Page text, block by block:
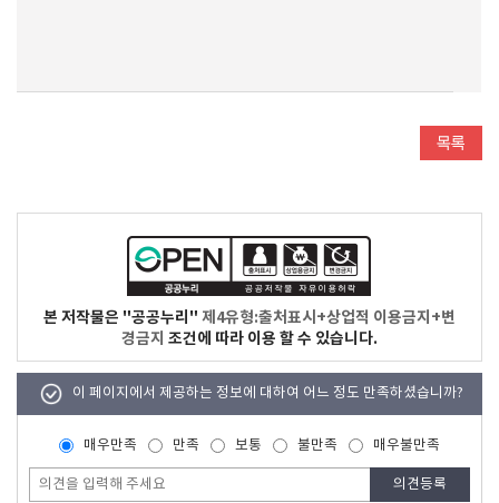
본 저작물은 "공공누리" 제4유형:출처표시+상업적 이용금지+변
경금지 조건에 따라 이용 할 수 있습니다.
이 페이지에서 제공하는 정보에 대하여 어느 정도 만족하셨습니까?
매우만족 만족 보통 불만족 매우불만족